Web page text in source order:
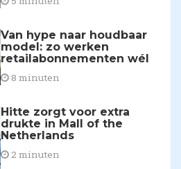
Van hype naar houdbaar
model: zo werken
retailabonnementen wél
8 minuten
Hitte zorgt voor extra
drukte in Mall of the
Netherlands
2 minuten